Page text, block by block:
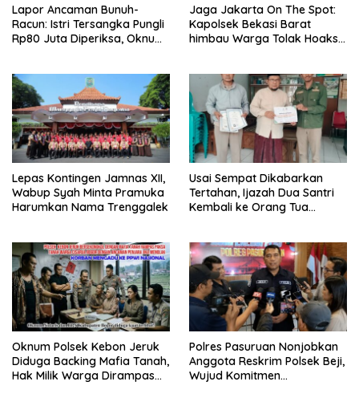
Lapor Ancaman Bunuh-
Racun: Istri Tersangka Pungli
Rp80 Juta Diperiksa, Oknum
Jaga Jakarta On The Spot:
Kapolsek Bekasi Barat
himbau Warga Tolak Hoaks
Lepas Kontingen Jamnas XII,
Wabup Syah Minta Pramuka
Harumkan Nama Trenggalek
Usai Sempat Dikabarkan
Tertahan, Ijazah Dua Santri
Kembali ke Orang Tua
Oknum Polsek Kebon Jeruk
Diduga Backing Mafia Tanah,
Hak Milik Warga Dirampas
Polres Pasuruan Nonjobkan
Anggota Reskrim Polsek Beji,
Wujud Komitmen